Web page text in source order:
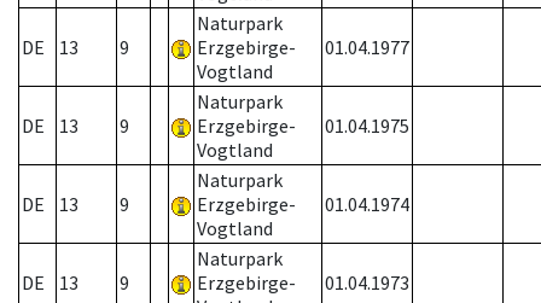
DE 13 9
Naturpark
Erzgebirge-
Vogtland
01.04.1977
DE 13 9
Naturpark
Erzgebirge-
Vogtland
01.04.1975
DE 13 9
Naturpark
Erzgebirge-
Vogtland
01.04.1974
DE 13 9
Naturpark
Erzgebirge-
01.04.1973